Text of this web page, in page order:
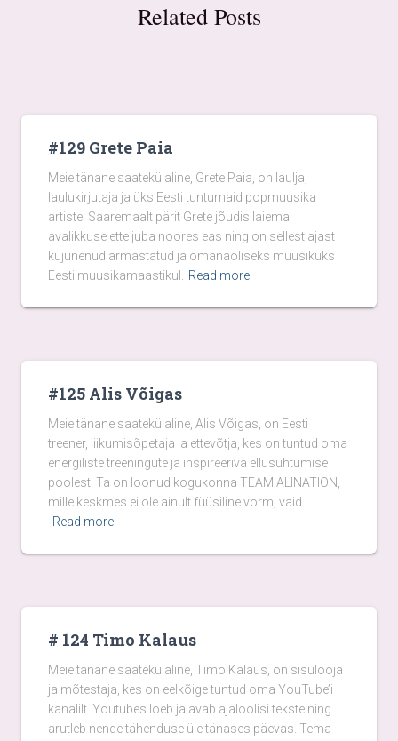
Related Posts
#129 Grete Paia
Meie tänane saatekülaline, Grete Paia, on laulja,
laulukirjutaja ja üks Eesti tuntumaid popmuusika
artiste. Saaremaalt pärit Grete jõudis laiema
avalikkuse ette juba noores eas ning on sellest ajast
kujunenud armastatud ja omanäoliseks muusikuks
Eesti muusikamaastikul.
Read more
#125 Alis Võigas
Meie tänane saatekülaline, Alis Võigas, on Eesti
treener, liikumisõpetaja ja ettevõtja, kes on tuntud oma
energiliste treeningute ja inspireeriva ellusuhtumise
poolest. Ta on loonud kogukonna TEAM ALINATION,
mille keskmes ei ole ainult füüsiline vorm, vaid
Read more
# 124 Timo Kalaus
Meie tänane saatekülaline, Timo Kalaus, on sisulooja
ja mõtestaja, kes on eelkõige tuntud oma YouTube’i
kanalilt. Youtubes loeb ja avab ajaloolisi tekste ning
arutleb nende tähenduse üle tänases päevas. Tema